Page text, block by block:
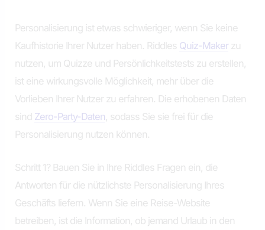
Personalisierung ist etwas schwieriger, wenn Sie keine
Kaufhistorie Ihrer Nutzer haben. Riddles Quiz-Makerzu
nutzen, um Quizze und Persönlichkeitstests zu erstellen,
ist eine wirkungsvolle Möglichkeit, mehr über die
Vorlieben Ihrer Nutzer zu erfahren. Die erhobenen Daten
sind Zero-Party-Daten, sodass Sie sie frei für die
Personalisierung nutzen können.
Schritt 1? Bauen Sie in Ihre Riddles Fragen ein, die
Antworten für die nützlichste Personalisierung Ihres
Geschäfts liefern. Wenn Sie eine Reise-Website
betreiben, ist die Information, ob jemand Urlaub in den